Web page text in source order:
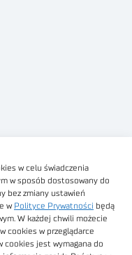
w celu świadczenia
w sposób dostosowany do
bez zmiany ustawień
w Polityce Prywatności będą
W każdej chwili możecie
cookies w przeglądarce
cookies jest wymagana do